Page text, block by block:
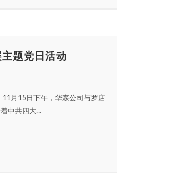
题党日活动
月15日下午，华森公司与罗店
中共四大...